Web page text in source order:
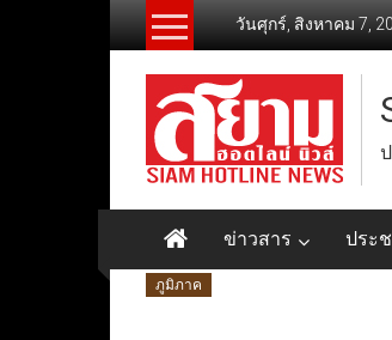
วันศุกร์, สิงหาคม 7,
ข่าวสาร ประ
ภูมิภาค